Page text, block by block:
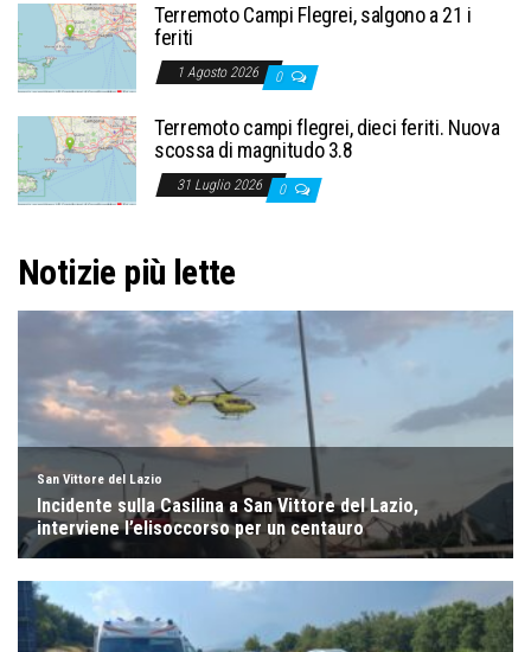
Terremoto Campi Flegrei, salgono a 21 i
feriti
1 Agosto 2026 0
Terremoto campi flegrei, dieci feriti. Nuova
scossa di magnitudo 3.8
31 Luglio 2026 0
Notizie più lette